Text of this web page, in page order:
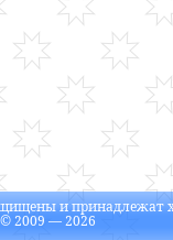
и принадлежат
2009 — 2026